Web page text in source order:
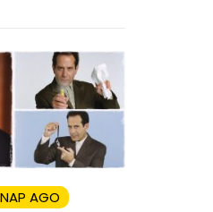
AGO